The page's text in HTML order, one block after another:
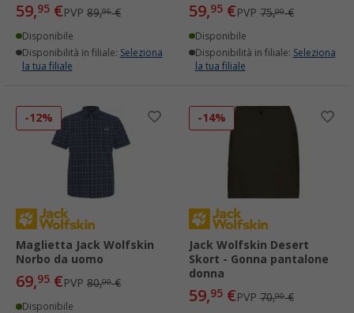
59,95 €PVP 89,95€
Disponibile
Disponibilità in filiale: Seleziona
la tua filiale
59,95 €PVP 75,00€
Disponibile
Disponibilità in filiale: Seleziona
la tua filiale
-12%
Maglietta Jack Wolfskin
Norbo da uomo
69,95 €PVP 80,00€
Disponibile
-14%
Jack Wolfskin Desert
Skort - Gonna pantalone
donna
59,95 €PVP 70,00€